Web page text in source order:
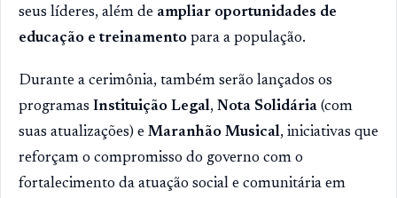
seus líderes, além de ampliar oportunidades de
educação e treinamento para a população.
Durante a cerimônia, também serão lançados os
programas Instituição Legal, Nota Solidária (com
suas atualizações) e Maranhão Musical, iniciativas que
reforçam o compromisso do governo com o
fortalecimento da atuação social e comunitária em